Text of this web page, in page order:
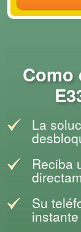
Como
La
Reciba
Su
instante